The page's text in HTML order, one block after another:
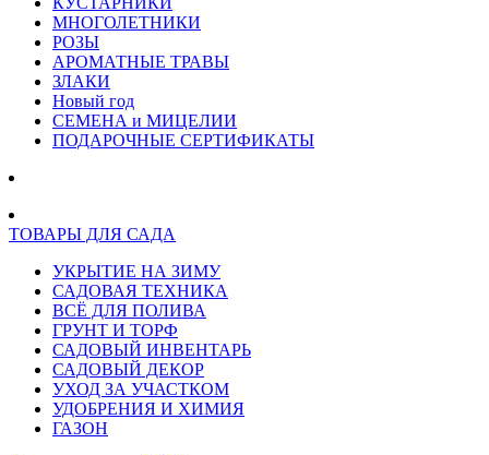
МНОГОЛЕТНИКИ
РОЗЫ
АРОМАТНЫЕ ТРАВЫ
ЗЛАКИ
Новый год
СЕМЕНА и МИЦЕЛИИ
ПОДАРОЧНЫЕ СЕРТИФИКАТЫ
ТОВАРЫ ДЛЯ САДА
УКРЫТИЕ НА ЗИМУ
САДОВАЯ ТЕХНИКА
ВСЁ ДЛЯ ПОЛИВА
ГРУНТ И ТОРФ
САДОВЫЙ ИНВЕНТАРЬ
САДОВЫЙ ДЕКОР
УХОД ЗА УЧАСТКОМ
УДОБРЕНИЯ И ХИМИЯ
ГАЗОН